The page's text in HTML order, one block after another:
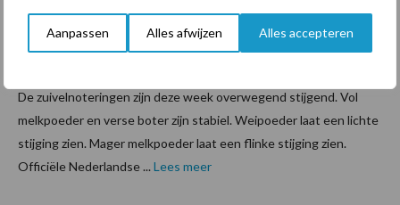
Aanpassen Alles afwijzen Alles accepteren
teringen
omhoog
De zuivelnoteringen zijn deze week overwegend stijgend. Vol
melkpoeder en verse boter zijn stabiel. Weipoeder laat een lichte
stijging zien. Mager melkpoeder laat een flinke stijging zien.
Officiële Nederlandse ... Lees meer